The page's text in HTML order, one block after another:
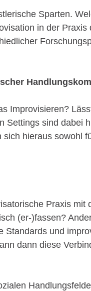
Sparten.
in der Praxis
Improvisieren?
sind dabei
hieraus sowohl
Praxis mit
(er-)fassen?
und
dann diese